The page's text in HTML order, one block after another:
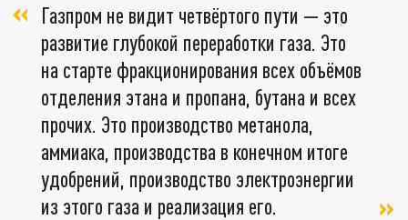
Газпром не видит четвёртого пути — это
развитие глубокой переработки газа. Это
на старте фракционирования всех объёмов
отделения этана и пропана, бутана и всех
прочих. Это производство метанола,
аммиака, производства в конечном итоге
удобрений, производство электроэнергии
из этого газа и реализация его.